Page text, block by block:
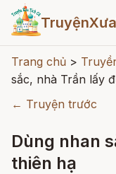
Trang chủ >
sắc, nhà Trần lấy
← Truyện trước
Dùng nhan
thiên hạ